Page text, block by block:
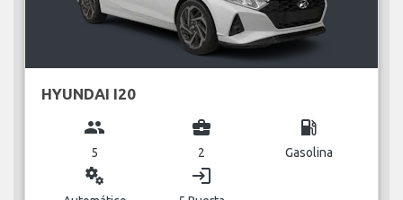
HYUNDAI I20
group
5
business_center
2
local_gas_station
Gasolina
miscellaneous_services login